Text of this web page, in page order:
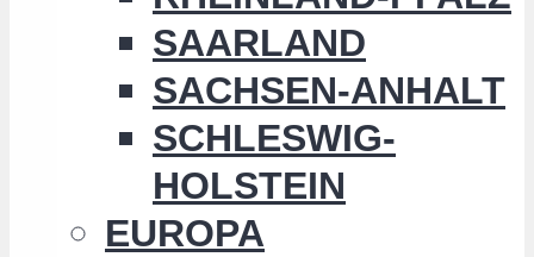
SAARLAND
SACHSEN-ANHALT
SCHLESWIG-
HOLSTEIN
EUROPA